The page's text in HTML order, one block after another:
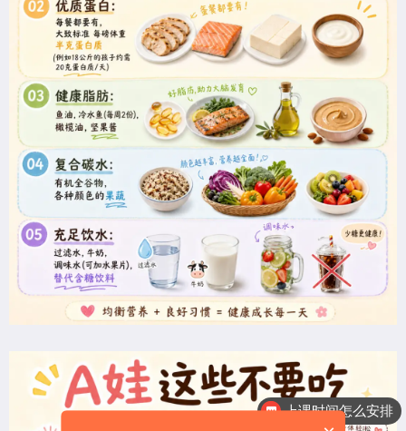
上课时间怎么安排